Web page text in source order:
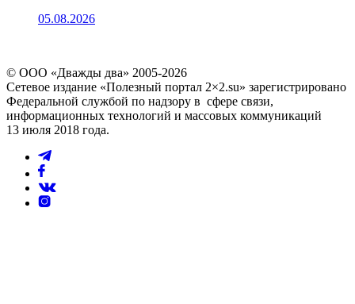
05.08.2026
© ООО «Дважды два» 2005-2026
Сетевое издание «Полезный портал 2×2.su» зарегистрировано
Федеральной службой по надзору в сфере связи,
информационных технологий и массовых коммуникаций
13 июля 2018 года.